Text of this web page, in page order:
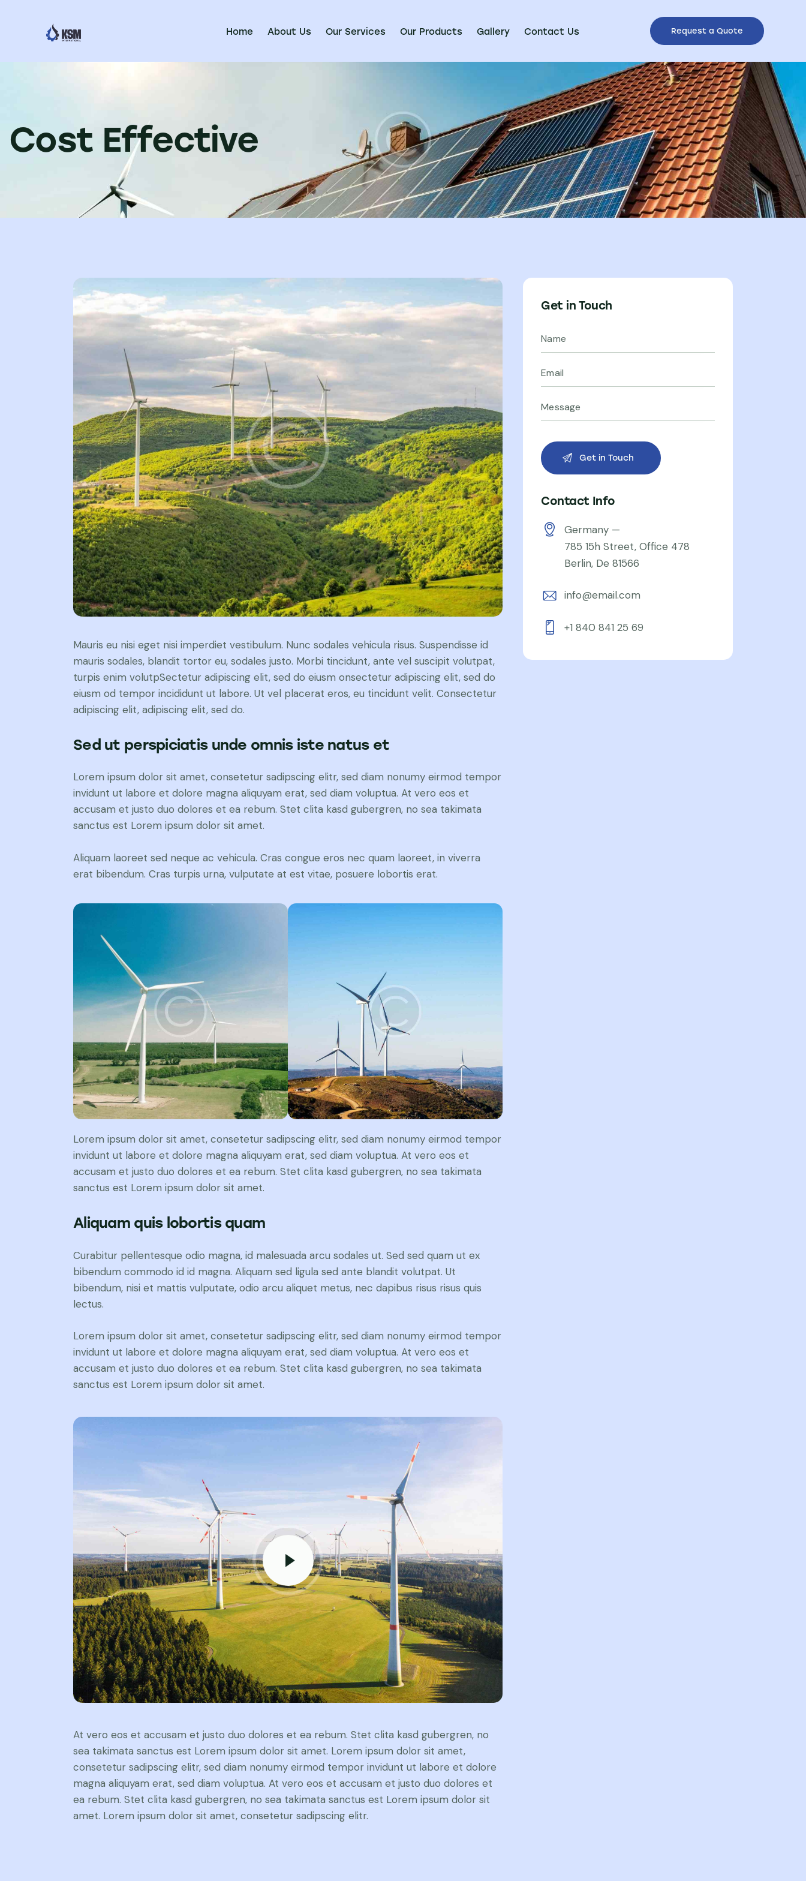
Home About Us Our Services Our Products Gallery Contact Us Request a Quote
Cost Effective
Mauris eu nisi eget nisi imperdiet vestibulum. Nunc sodales vehicula risus. Suspendisse id
mauris sodales, blandit tortor eu, sodales justo. Morbi tincidunt, ante vel suscipit volutpat,
turpis enim volutpSectetur adipiscing elit, sed do eiusm onsectetur adipiscing elit, sed do
eiusm od tempor incididunt ut labore. Ut vel placerat eros, eu tincidunt velit. Consectetur
adipiscing elit, adipiscing elit, sed do.
Sed ut perspiciatis unde omnis iste natus et
Lorem ipsum dolor sit amet, consetetur sadipscing elitr, sed diam nonumy eirmod tempor
invidunt ut labore et dolore magna aliquyam erat, sed diam voluptua. At vero eos et
accusam et justo duo dolores et ea rebum. Stet clita kasd gubergren, no sea takimata
sanctus est Lorem ipsum dolor sit amet.
Aliquam laoreet sed neque ac vehicula. Cras congue eros nec quam laoreet, in viverra
erat bibendum. Cras turpis urna, vulputate at est vitae, posuere lobortis erat.
Lorem ipsum dolor sit amet, consetetur sadipscing elitr, sed diam nonumy eirmod tempor
invidunt ut labore et dolore magna aliquyam erat, sed diam voluptua. At vero eos et
accusam et justo duo dolores et ea rebum. Stet clita kasd gubergren, no sea takimata
sanctus est Lorem ipsum dolor sit amet.
Aliquam quis lobortis quam
Curabitur pellentesque odio magna, id malesuada arcu sodales ut. Sed sed quam ut ex
bibendum commodo id id magna. Aliquam sed ligula sed ante blandit volutpat. Ut
bibendum, nisi et mattis vulputate, odio arcu aliquet metus, nec dapibus risus risus quis
lectus.
Lorem ipsum dolor sit amet, consetetur sadipscing elitr, sed diam nonumy eirmod tempor
invidunt ut labore et dolore magna aliquyam erat, sed diam voluptua. At vero eos et
accusam et justo duo dolores et ea rebum. Stet clita kasd gubergren, no sea takimata
sanctus est Lorem ipsum dolor sit amet.
At vero eos et accusam et justo duo dolores et ea rebum. Stet clita kasd gubergren, no
sea takimata sanctus est Lorem ipsum dolor sit amet. Lorem ipsum dolor sit amet,
consetetur sadipscing elitr, sed diam nonumy eirmod tempor invidunt ut labore et dolore
magna aliquyam erat, sed diam voluptua. At vero eos et accusam et justo duo dolores et
ea rebum. Stet clita kasd gubergren, no sea takimata sanctus est Lorem ipsum dolor sit
amet. Lorem ipsum dolor sit amet, consetetur sadipscing elitr.
Get in Touch
Contact Info
Germany —
785 15h Street, Office 478
Berlin, De 81566
info@email.com
+1 840 841 25 69